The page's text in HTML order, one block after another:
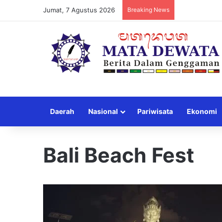
Jumat, 7 Agustus 2026 Breaking News
Daerah Nasional Pariwisata Ekonomi
Bali Beach Fest